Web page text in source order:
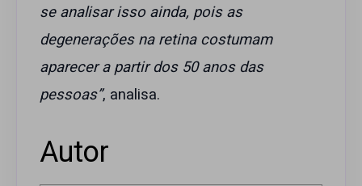
se analisar isso ainda, pois as
degenerações na retina costumam
aparecer a partir dos 50 anos das
pessoas”, analisa.
Autor